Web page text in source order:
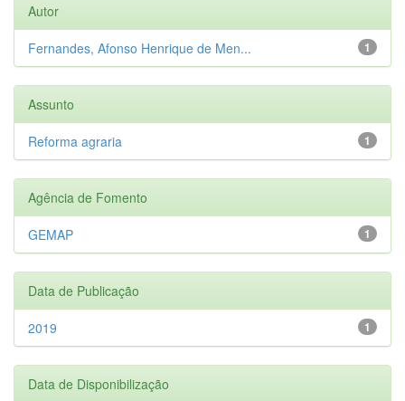
Autor
1
Fernandes, Afonso Henrique de Men...
Assunto
1
Reforma agraria
Agência de Fomento
1
GEMAP
Data de Publicação
1
2019
Data de Disponibilização